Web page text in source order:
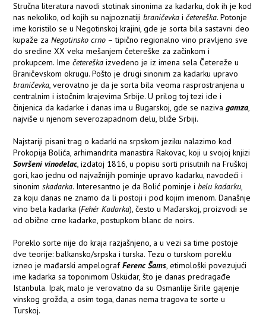
Stručna literatura navodi stotinak sinonima za kadarku, dok ih je kod
nas nekoliko, od kojih su najpoznatijibraničevka ičetereška. Potonje
ime koristilo se u Negotinskoj krajini, gde je sorta bila sastavni deo
kupaže zaNegotinsko crno – tipično regionalno vino pravljeno sve
do sredine XX veka mešanjem četereške za začinkom i
prokupcem. Imečetereška izvedeno je iz imena sela Četereže u
Braničevskom okrugu. Pošto je drugi sinonim za kadarku upravo
braničevka, verovatno je da je sorta bila veoma rasprostranjena u
centralnim i istočnim krajevima Srbije. U prilog toj tezi ide i
činjenica da kadarke i danas ima u Bugarskoj, gde se nazivagamza,
najviše u njenom severozapadnom delu, bliže Srbiji.
Najstariji pisani trag o kadarki na srpskom jeziku nalazimo kod
Prokopija Bolića, arhimandrita manastira Rakovac, koji u svojoj knjizi
Sovršeni vinodelac, izdatoj 1816, u popisu sorti prisutnih na Fruškoj
gori, kao jednu od najvažnijih pominje upravo kadarku, navodeći i
sinonimskadarka. Interesantno je da Bolić pominje ibelu kadarku,
za koju danas ne znamo da li postoji i pod kojim imenom. Današnje
vino bela kadarka (Fehér Kadarka), često u Mađarskoj, proizvodi se
od obične crne kadarke, postupkom blanc de noirs.
Poreklo sorte nije do kraja razjašnjeno, a u vezi sa time postoje
dve teorije: balkansko/srpska i turska. Tezu o turskom poreklu
izneo je mađarski ampelografFerenc Šams, etimološki povezujući
ime kadarka sa toponimom Üsküdar, što je danas predragađe
Istanbula. Ipak, malo je verovatno da su Osmanlije širile gajenje
vinskog grožđa, a osim toga, danas nema tragova te sorte u
Turskoj.